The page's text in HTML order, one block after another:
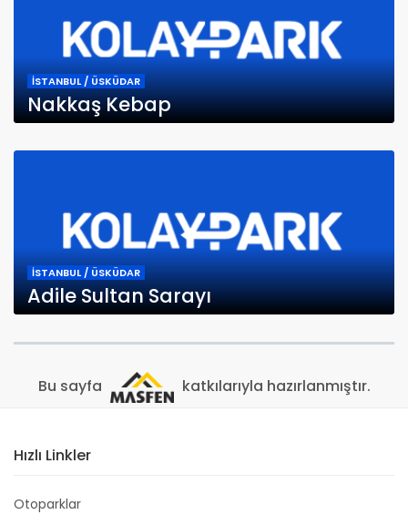
İSTANBUL / ÜSKÜDAR
Nakkaş Kebap
İSTANBUL / ÜSKÜDAR
Adile Sultan Sarayı
Bu sayfa katkılarıyla hazırlanmıştır.
Hızlı Linkler
Otoparklar